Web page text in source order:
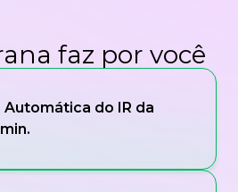
faz por você
do IR da